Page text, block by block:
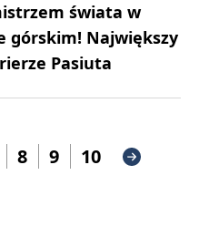
świata w
górskim! Największy
Pasiuta
8 9 10